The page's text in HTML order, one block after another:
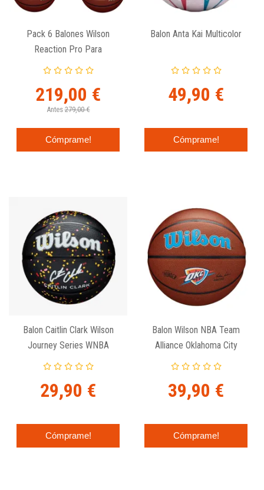
Pack 6 Balones Wilson
Reaction Pro Para
Federaciones De
219,00 €
Antes 279,00 €
Cómprame!
Balon Anta Kai Multicolor
49,90 €
Cómprame!
Balon Caitlin Clark Wilson
Journey Series WNBA
29,90 €
Cómprame!
Balon Wilson NBA Team
Alliance Oklahoma City
Thunder
39,90 €
Cómprame!